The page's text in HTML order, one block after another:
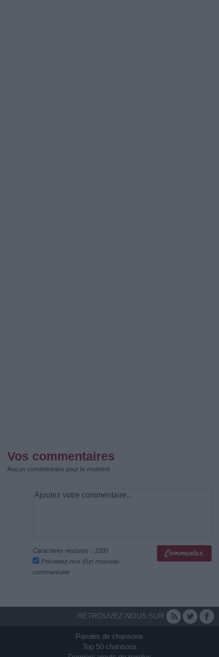
Vos commentaires
Aucun commentaire pour le moment
Caractères restants : 1000
Prévenez-moi d'un nouveau
commentaire
RETROUVEZ-NOUS SUR
Paroles de chansons
Top 50 chansons